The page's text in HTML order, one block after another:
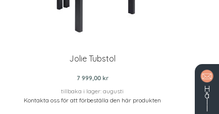
Jolie Tubstol
7 999,00 kr
tillbaka i lager: augusti
Kontakta oss för att förbeställa den här produkten
H
å
l
l